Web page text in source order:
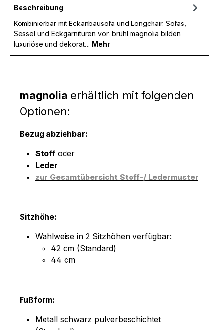
Beschreibung
Kombinierbar mit Eckanbausofa und Longchair. Sofas,
Sessel und Eckgarnituren von brühl magnolia bilden
luxuriöse und dekorat… Mehr
magnolia erhältlich mit folgenden
Optionen:
Bezug abziehbar:
Stoff oder
Leder
zur Gesamtübersicht Stoff-/ Ledermuster
Sitzhöhe:
Wahlweise in 2 Sitzhöhen verfügbar:
42 cm (Standard)
44 cm
Fußform:
Metall schwarz pulverbeschichtet